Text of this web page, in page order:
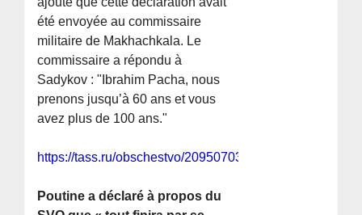
été envoyée au commissaire
militaire de Makhachkala. Le
commissaire a répondu à
Sadykov : "Ibrahim Pacha, nous
prenons jusqu’à 60 ans et vous
avez plus de 100 ans."
https://tass.ru/obschestvo/20950703
Poutine a déclaré à propos du